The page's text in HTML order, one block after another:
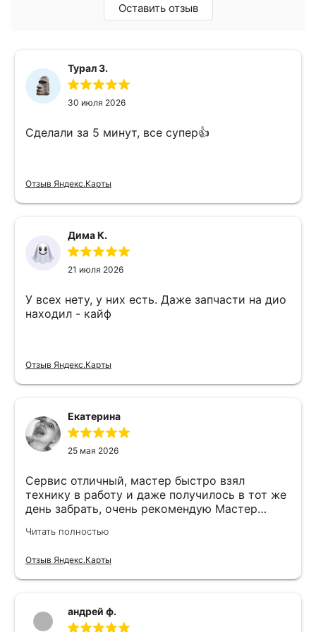
Оставить отзыв
Турал З.
30 июля 2026
Сделали за 5 минут, все супер👍
Отзыв Яндекс.Карты
Дима К.
21 июля 2026
У всех нету, у них есть. Даже запчасти на дио
находил - кайф
Отзыв Яндекс.Карты
Екатерина
25 мая 2026
Сервис отличный, мастер быстро взял
технику в работу и даже получилось в тот же
день забрать, очень рекомендую Мастер
Читать полностью
Отзыв Яндекс.Карты
андрей ф.